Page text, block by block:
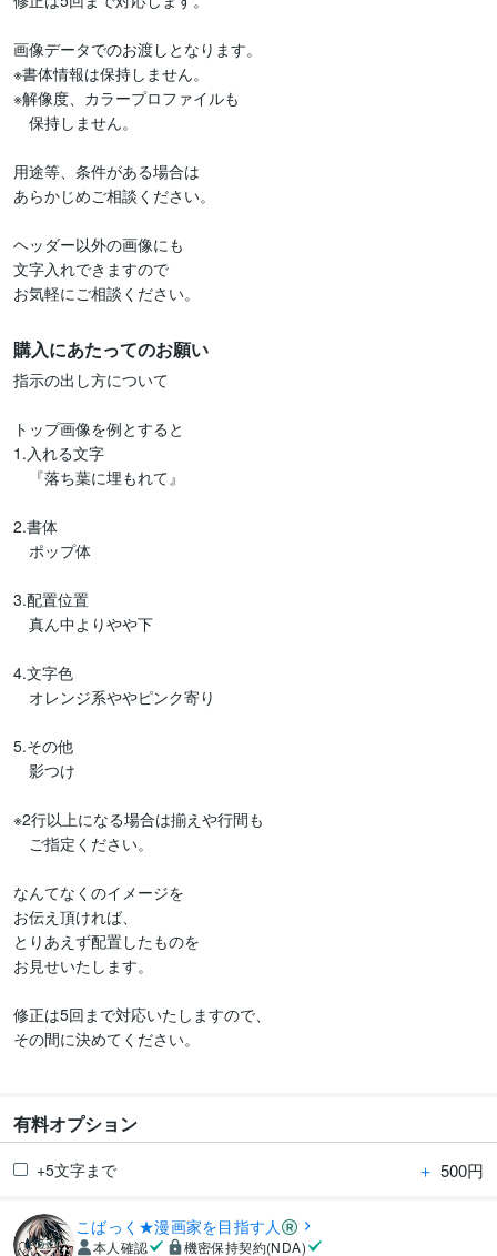
画像データでのお渡しとなります。
※書体情報は保持しません。
※解像度、カラープロファイルも
保持しません。
用途等、条件がある場合は
あらかじめご相談ください。
ヘッダー以外の画像にも
文字入れできますので
購入にあたってのお願い
指示の出し方について
トップ画像を例とすると
1.入れる文字
『落ち葉に埋もれて』
2.書体
ポップ体
3.配置位置
真ん中よりやや下
4.文字色
オレンジ系ややピンク寄り
5.その他
影つけ
※2行以上になる場合は揃えや行間も
ご指定ください。
なんてなくのイメージを
お伝え頂ければ、
とりあえず配置したものを
お見せいたします。
修正は5回まで対応いたしますので、
その間に決めてください。
有料オプション
+5文字まで ＋ 500円
こばっく★漫画家を目指す人
本人確認
機密保持契約(NDA)